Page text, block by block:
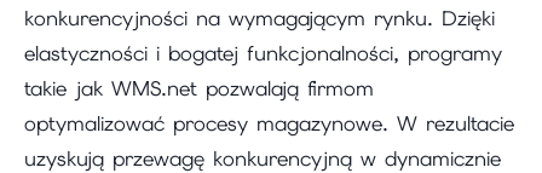
konkurencyjności na wymagającym rynku. Dzięki
elastyczności i bogatej funkcjonalności, programy
takie jak WMS.net pozwalają firmom
optymalizować procesy magazynowe. W rezultacie
uzyskują przewagę konkurencyjną w dynamicznie